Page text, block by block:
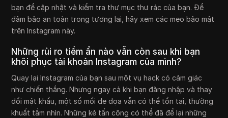
bạn để cập nhật và kiểm tra thư mục thư rác của bạn. Để
đảm bảo an toàn trong tương lai, hãy xem các mẹo bảo mật
trên Instagram này.
Những rủi ro tiềm ẩn nào vẫn còn sau khi bạn
khôi phục tài khoản Instagram của mình?
Quay lại Instagram của bạn sau một vụ hack có cảm giác
như chiến thắng. Nhưng ngay cả khi bạn đăng nhập và thay
đổi mật khẩu, một số mối đe dọa vẫn có thể tồn tại, thường
khuất tầm nhìn. Những kẻ tấn công có thể đã để lại những